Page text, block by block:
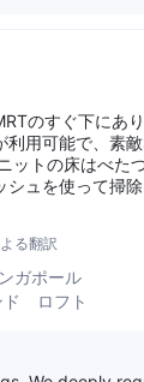
you that we
persons for
with access
as a variety
added to
combination of
links ideal
exploring the city.
feedback
のすぐ下にあ
利用可能で、素
ュを使って掃
した。カーペッ
の種が見えまし
供たちはほこり
のは明らかでし
る翻訳
ガポール
ド ロフト